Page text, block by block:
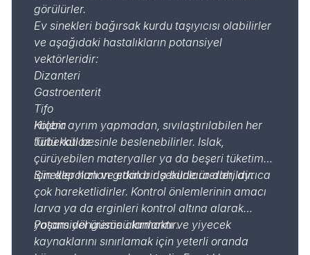
görülürler.
Ev sinekleri bağırsak kurdu taşıyıcısı olabilirler
ve aşağıdaki hastalıkların potansiyel
vektörleridir:
Dizanteri
Gastroenterit
Tifo
Kolera
Tüberküloz
Hiçbir ayrım yapmadan, sıvılaştırılabilen her
türlü katı besinle beslenebilirler. Islak,
çürüyebilen materyaller ya da beşeri tüketim
için depolanan gıdalar da bunlara dahildir.
Sinekler hızlı ve etkin bir şekilde ürerler, ayrıca
çok hareketlidirler. Kontrol önlemlerinin amacı
larva ya da erginleri kontrol altına alarak
yaşam döngüsünü kırmaktır.
Potansiyel üreme alanlarını ve yiyecek
kaynaklarını sınırlamak için yeterli oranda